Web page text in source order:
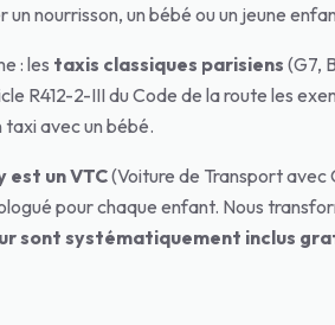
un nourrisson, un bébé ou un jeune
: les taxis classiques parisiens (G7,
R412-2-III du Code de la route les
taxi avec un bébé.
est un VTC(Voiture de Transport avec
pour chaque enfant. Nous
sont systématiquement inclus